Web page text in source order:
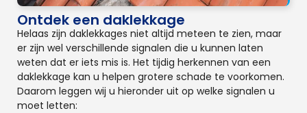
Ontdek een daklekkage
Helaas zijn daklekkages niet altijd meteen te zien, maar
er zijn wel verschillende signalen die u kunnen laten
weten dat er iets mis is. Het tijdig herkennen van een
daklekkage kan u helpen grotere schade te voorkomen.
Daarom leggen wij u hieronder uit op welke signalen u
moet letten: